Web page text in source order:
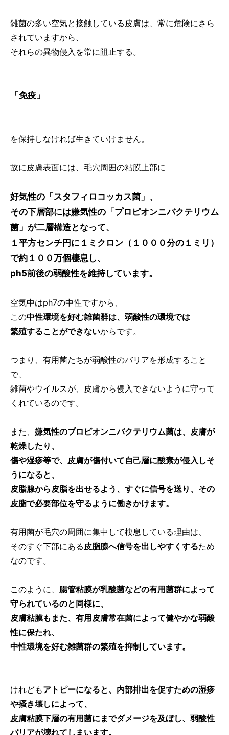
雑菌の多い空気と接触している皮膚は、常に危険にさら
されていますから、
それらの異物侵入を常に阻止する。
「免疫」
を保持しなければ生きていけません。
故に皮膚表面には、毛穴周囲の粘膜上部に
好気性の「スタフィロコッカス菌」、
その下層部には嫌気性の「プロピオンニバクテリウム
菌」が二層構造となって、
１平方センチ円に１ミクロン（１０００分の１ミリ）
で約１００万個棲息し、
ph5前後の弱酸性を維持しています。
空気中はph7の中性ですから、
この中性環境を好む雑菌群は、弱酸性の環境では
繁殖することができないからです。
つまり、有用菌たちが弱酸性のバリアを形成すること
で、
雑菌やウイルスが、皮膚から侵入できないように守って
くれているのです。
また、 嫌気性のプロピオンニバクテリウム菌は、皮膚が
乾燥したり、
傷や湿疹等で、皮膚が傷付いて自己層に酸素が侵入しそ
うになると、
皮脂腺から皮脂を出せるよう、すぐに信号を送り、その
皮脂で必要部位を守るように働きかけます。
有用菌が毛穴の周囲に集中して棲息している理由は、
そのすぐ下部にある皮脂腺へ信号を出しやすくするため
なのです。
このように、 腸管粘膜が乳酸菌などの有用菌群によって
守られているのと同様に、
皮膚粘膜もまた、有用皮膚常在菌によって健やかな弱酸
性に保たれ、
中性環境を好む雑菌群の繁殖を抑制しています。
けれどもアトピーになると、内部排出を促すための湿疹
や掻き壊しによって、
皮膚粘膜下層の有用菌にまでダメージを及ぼし、弱酸性
バリアが壊れてしまいます。